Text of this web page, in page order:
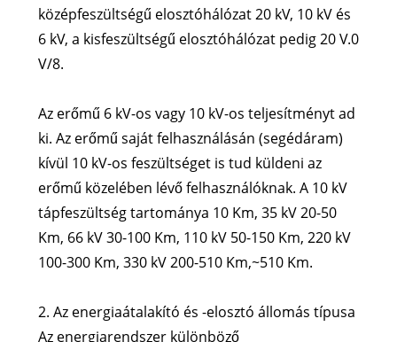
középfeszültségű elosztóhálózat 20 kV, 10 kV és
6 kV, a kisfeszültségű elosztóhálózat pedig 20 V.0
V/8.
Az erőmű 6 kV-os vagy 10 kV-os teljesítményt ad
ki. Az erőmű saját felhasználásán (segédáram)
kívül 10 kV-os feszültséget is tud küldeni az
erőmű közelében lévő felhasználóknak. A 10 kV
tápfeszültség tartománya 10 Km, 35 kV 20-50
Km, 66 kV 30-100 Km, 110 kV 50-150 Km, 220 kV
100-300 Km, 330 kV 200-510 Km,~510 Km.
2. Az energiaátalakító és -elosztó állomás típusa
Az energiarendszer különböző